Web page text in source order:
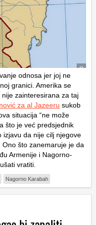
odnosa jer joj ne
granici. Amerika se
zainteresirana za taj
za al Jazeeru sukob
situacija “ne može
što je već predsjednik
izjavu da nije cilj njegove
Ono što zanemaruje je da
Armenije i Nagorno-
vratiti.
Nagorno Karabah